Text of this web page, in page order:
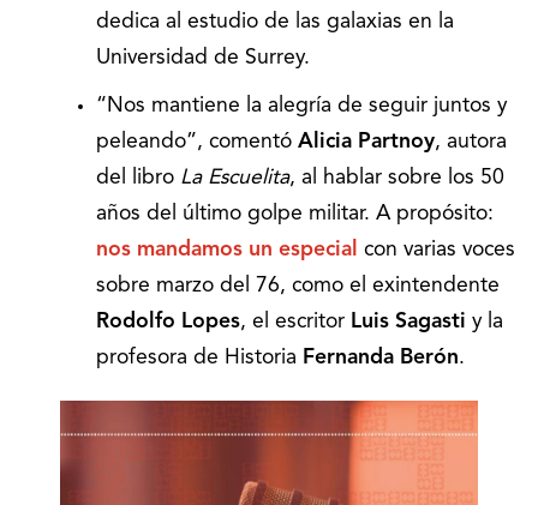
dedica al estudio de las galaxias en la
Universidad de Surrey.
“Nos mantiene la alegría de seguir juntos y
peleando”, comentó Alicia Partnoy, autora
del libro La Escuelita, al hablar sobre los 50
años del último golpe militar. A propósito:
nos mandamos un especial con varias voces
sobre marzo del 76, como el exintendente
Rodolfo Lopes, el escritor Luis Sagasti y la
profesora de Historia Fernanda Berón.